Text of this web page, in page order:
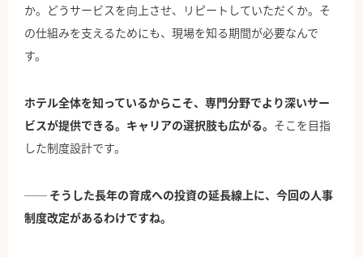
か。どうサービスを向上させ、リピートしていただくか。そ
の仕組みを支えるためにも、現場を知る期間が必要なんで
す。
ホテル全体を知っているからこそ、専門分野でより深いサー
ビスが提供できる。キャリアの選択肢も広がる。 そこを目指
した制度設計です。
── そうした長年の育成への投資の延長線上に、今回の人事
制度改定があるわけですね。